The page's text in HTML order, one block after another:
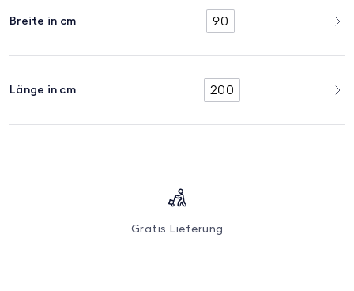
Breite in cm 90
Länge in cm 200
Gratis Lieferung